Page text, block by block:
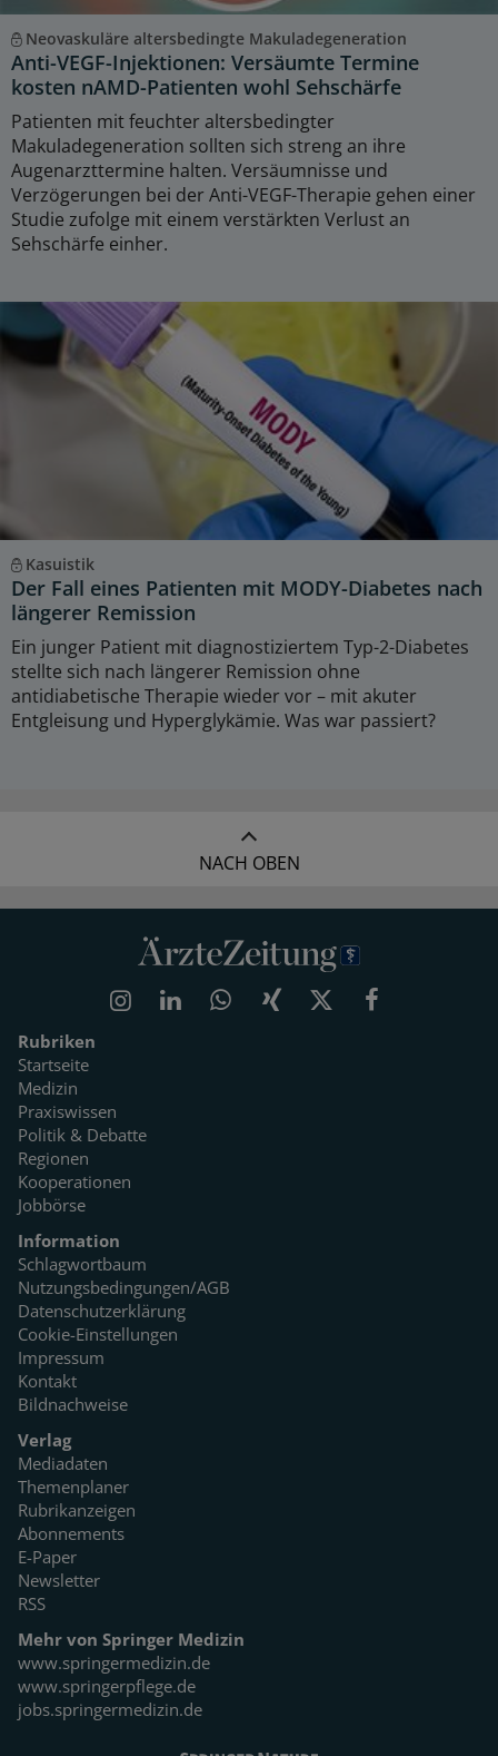
Neovaskuläre altersbedingte Makuladegeneration
Anti-VEGF-Injektionen: Versäumte Termine
kosten nAMD-Patienten wohl Sehschärfe
Patienten mit feuchter altersbedingter
Makuladegeneration sollten sich streng an ihre
Augenarzttermine halten. Versäumnisse und
Verzögerungen bei der Anti-VEGF-Therapie gehen einer
Studie zufolge mit einem verstärkten Verlust an
Sehschärfe einher.
Kasuistik
Der Fall eines Patienten mit MODY-Diabetes nach
längerer Remission
Ein junger Patient mit diagnostiziertem Typ-2-Diabetes
stellte sich nach längerer Remission ohne
antidiabetische Therapie wieder vor – mit akuter
Entgleisung und Hyperglykämie. Was war passiert?
NACH OBEN
Rubriken
Startseite
Medizin
Praxiswissen
Politik & Debatte
Regionen
Kooperationen
Jobbörse
Information
Schlagwortbaum
Nutzungsbedingungen/AGB
Datenschutzerklärung
Cookie-Einstellungen
Impressum
Kontakt
Bildnachweise
Verlag
Mediadaten
Themenplaner
Rubrikanzeigen
Abonnements
E-Paper
Newsletter
RSS
Mehr von Springer Medizin
www.springermedizin.de
www.springerpflege.de
jobs.springermedizin.de